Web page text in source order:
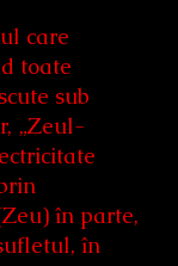
care
toate
sub
„Zeul-
în parte,
în